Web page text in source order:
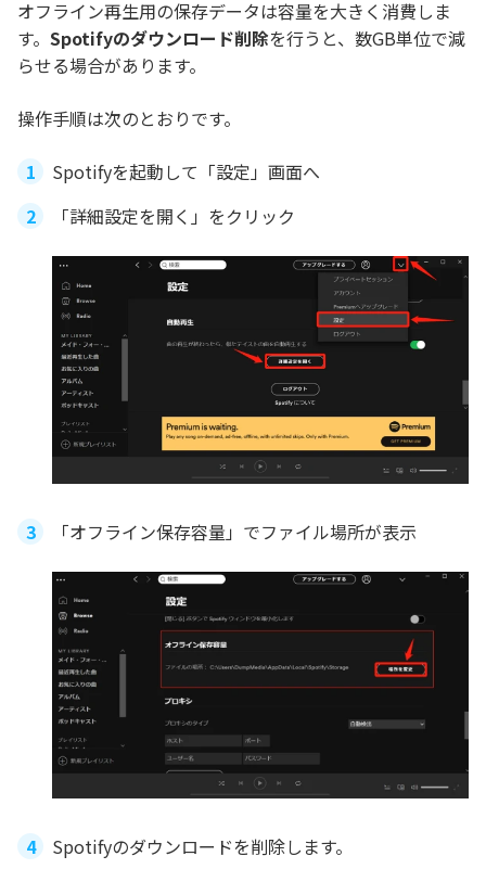
オフライン再生用の保存データは容量を大きく消費しま
す。 Spotifyのダウンロード削除を行うと、数GB単位で減
らせる場合があります。
操作手順は次のとおりです。
Spotifyを起動して「設定」画面へ
「詳細設定を開く」をクリック
「オフライン保存容量」でファイル場所が表示
Spotifyのダウンロードを削除します。